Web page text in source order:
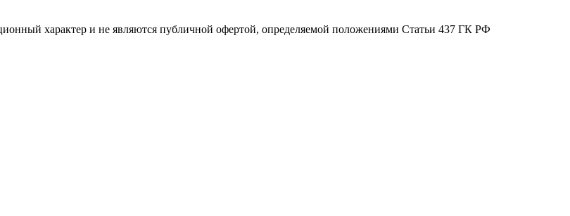
характер и не являются публичной офертой, определяемой положениями Статьи 437 ГК РФ